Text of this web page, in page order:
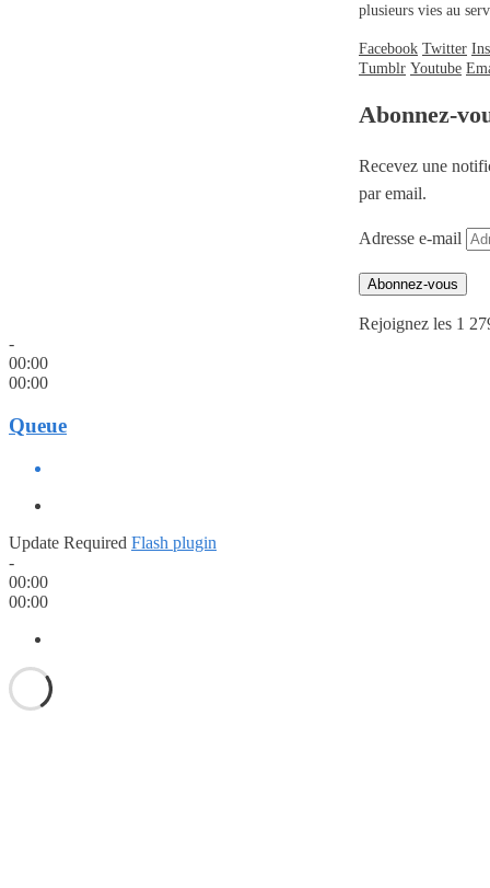
plusieurs vies au
Facebook Twitter
Tumblr Youtube
Abonnez-
Recevez une
par email.
Adresse e-mail
Abonnez-vous
Rejoignez les 1
-
00:00
00:00
Queue
Update Required Flash plugin
-
00:00
00:00